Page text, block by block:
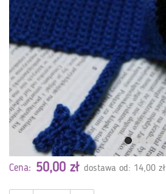
Cena: 50,00 zł dostawa od: 14,00 zł